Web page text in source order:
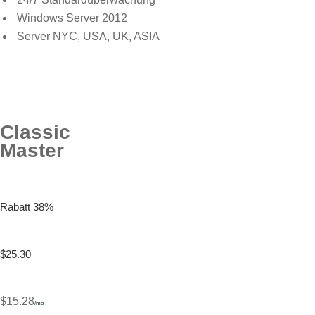
Windows Server 2012
Server NYC, USA, UK, ASIA
Classic
Master
Rabatt 38%
$25.30
$15.28/mo